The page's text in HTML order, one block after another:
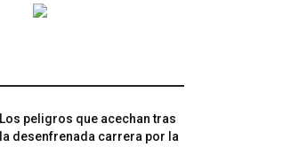
Los peligros que acechan tras
la desenfrenada carrera por la